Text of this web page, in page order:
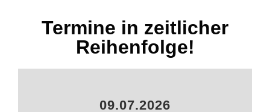
Termine in zeitlicher
Reihenfolge!
09.07.2026